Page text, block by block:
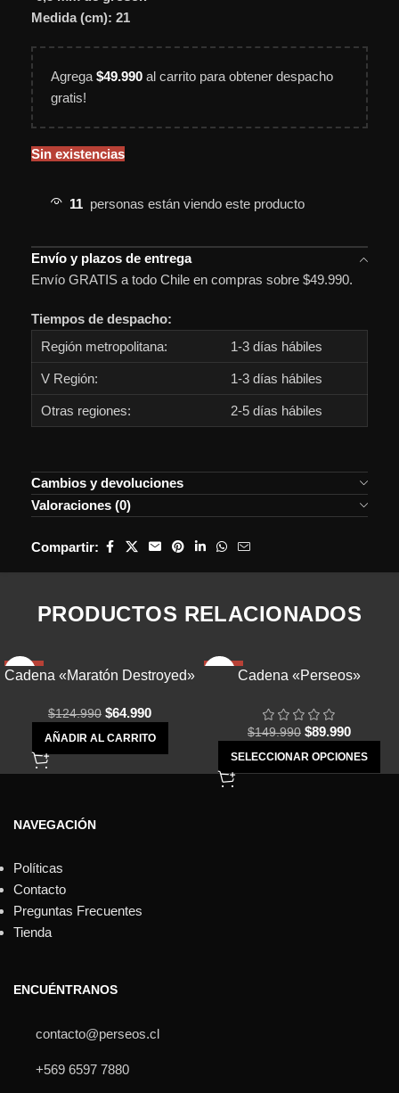
Medida (cm): 21
Agrega $49.990 al carrito para obtener despacho
gratis!
Sin existencias
11 personas están viendo este producto
Envío y plazos de entrega
Envío GRATIS a todo Chile en compras sobre $49.990.
Tiempos de despacho:
Región metropolitana:
1-3 días hábiles
V Región: 1-3 días hábiles
Otras regiones: 2-5 días hábiles
Cambios y devoluciones
Valoraciones (0)
Compartir:
PRODUCTOS RELACIONADOS
-48%
Cadena «Maratón Destroyed»
$124.990 $64.990
AÑADIR AL CARRITO
Cadena «Perseos»
$149.990 $89.990
SELECCIONAR OPCIONES
NAVEGACIÓN
Políticas
Contacto
Preguntas Frecuentes
Tienda
ENCUÉNTRANOS
contacto@perseos.cl
+569 6597 7880